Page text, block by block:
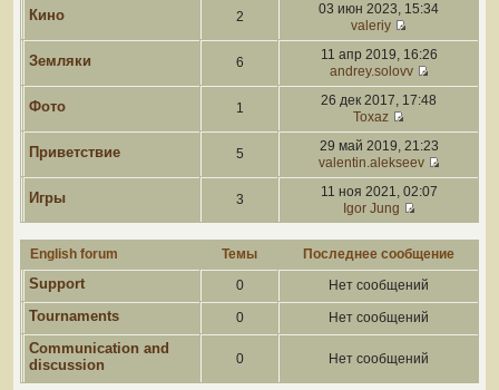
Кино 2
03 июн 2023, 15:34
valeriy
Земляки 6
11 апр 2019, 16:26
andrey.solovv
Фото 1
26 дек 2017, 17:48
Toxaz
Приветствие 5
29 май 2019, 21:23
valentin.alekseev
Игры 3
11 ноя 2021, 02:07
Igor Jung
English forum Темы Последнее сообщение
Support 0 Нет сообщений
Tournaments 0 Нет сообщений
Communication and
discussion
0 Нет сообщений